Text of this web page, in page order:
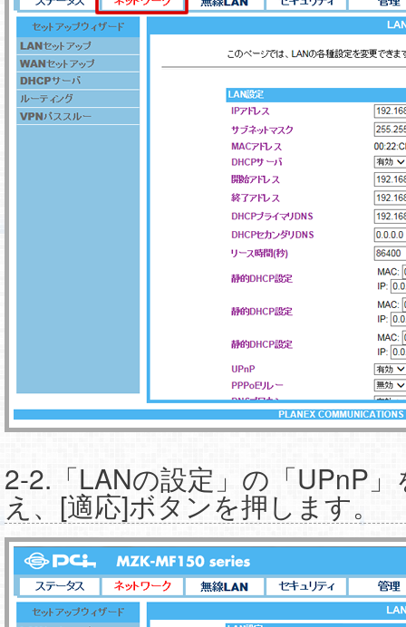
2-2.「LANの設定」の「UPnP
え、[適応]ボタンを押します。